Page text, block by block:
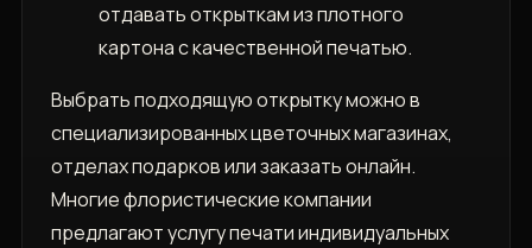
отдавать открыткам из плотного
картона с качественной печатью.
Выбрать подходящую открытку можно в
специализированных цветочных магазинах,
отделах подарков или заказать онлайн.
Многие флористические компании
предлагают услугу печати индивидуальных